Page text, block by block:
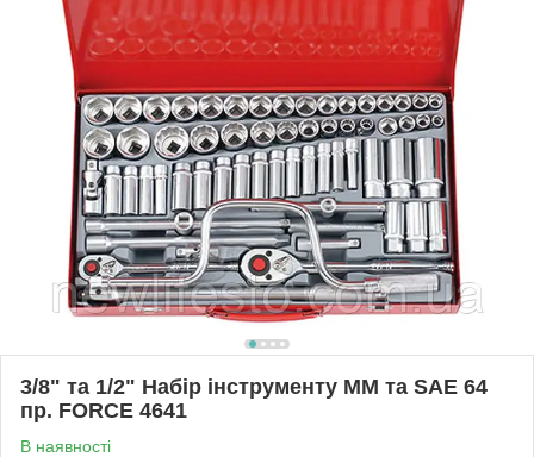
3/8" та 1/2" Набір інструменту ММ та SAE 64
пр. FORCE 4641
В наявності